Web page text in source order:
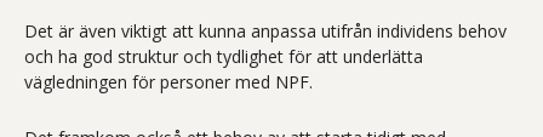
Det är även viktigt att kunna anpassa utifrån individens behov
och ha god struktur och tydlighet för att underlätta
vägledningen för personer med NPF.